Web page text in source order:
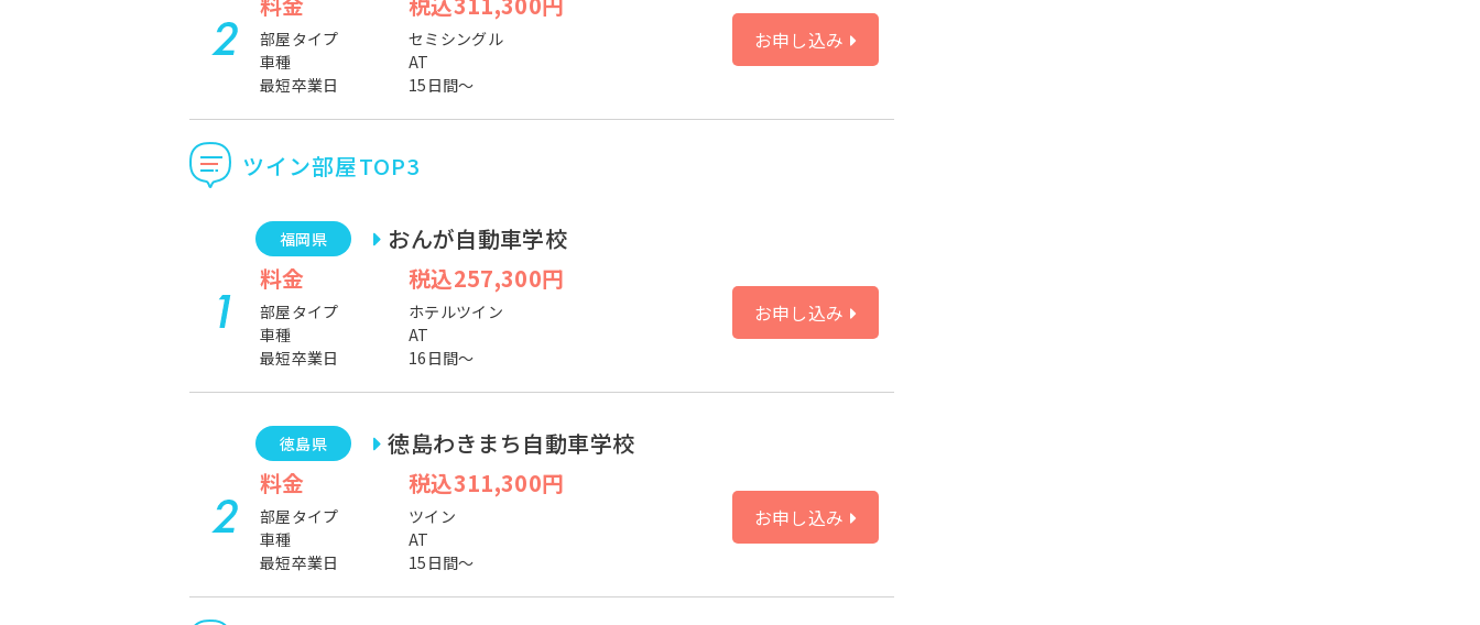
部屋タイプ
セミシングル
車種
AT
最短卒業日
15日間～
お申し込み
ツイン部屋TOP3
福岡県
おんが自動車学校
料金
税込257,300円
部屋タイプ
ホテルツイン
車種
AT
最短卒業日
16日間～
お申し込み
徳島県
徳島わきまち自動車学校
料金
税込311,300円
部屋タイプ
ツイン
車種
AT
最短卒業日
15日間～
お申し込み